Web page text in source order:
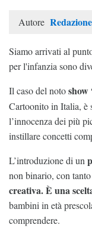
Autore Redazione
Siamo arrivati al
per l'infanzia sono
Il caso del notoshow
Cartoonito in Italia, è
l’innocenza dei più
instillare concetti
L’introduzione di un
non binario, con
creativa. È una
bambini in età
comprendere.